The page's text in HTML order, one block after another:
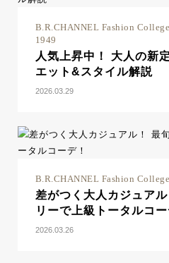
B.R.CHANNEL Fashion
1949
人気上昇中！ 大人の新
エット&スタイル解説
2026.03.29
B.R.CHANNEL Fashion
差がつく大人カジュア
リーで上級トータルコー
2026.03.26